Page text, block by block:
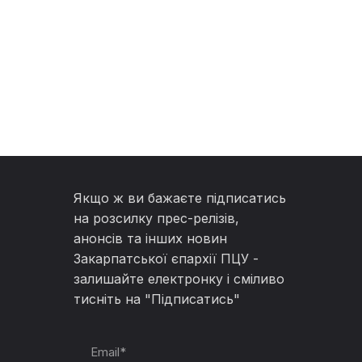
Якщо ж ви бажаєте підписатись
на розсилку прес-релізів,
анонсів та інших новин
Закарпатської єпархії ПЦУ -
залишайте електронку і сміливо
тисніть на "Підписатись"